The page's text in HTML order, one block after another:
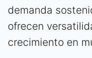
demanda
ofrecen
crecimiento en